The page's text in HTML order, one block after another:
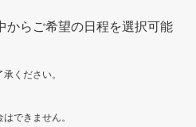
からご希望の日程を選択可能
ください。
できません。